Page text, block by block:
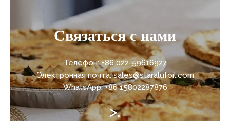
Связаться с нами
Телефон: +86 022-59616927
Электронная почта: sales@staralufoil.com
WhatsApp: +86 15802287876
>.